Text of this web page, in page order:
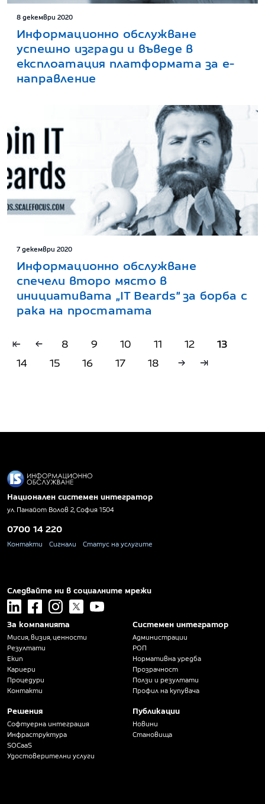
8 декември 2020
Информационно обслужване
успешно изгради и въведе в
експлоатация платформата за е-
направление
7 декември 2020
Информационно обслужване
спечели второ място в
инициативата „IT Beards” за борба с
рака на простатата
8 9 10 11 12
13
14
15 16 17 18
Национален системен интегратор
ул. Панайот Волов 2, София 1504
0700 14 220
Контакти Сигнали Статус на услугите
Следвайте ни в социалните мрежи
linkedin facebookinstagram
x youtube
За компанията
Мисия, визия, ценности
Резултати
Екип
Кариери
Процедури
Контакти
Решения
Софтуерна интеграция
Инфраструктура
SOCaaS
Удостоверителни услуги
Системен интегратор
Администрации
РОП
Нормативна уредба
Прозрачност
Ползи и резултати
Профил на купувача
Публикации
Новини
Становища